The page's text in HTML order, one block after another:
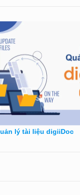
lý tài liệu digiiDoc